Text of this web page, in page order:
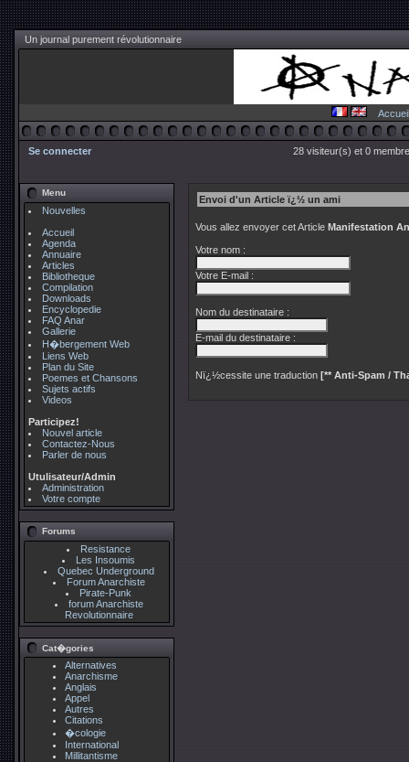
Un journal purement révolutionnaire
Accueil
Se connecter 28 visiteur(s) et 0
Menu
Nouvelles
Accueil
Agenda
Annuaire
Articles
Bibliotheque
Compilation
Downloads
Encyclopedie
FAQ Anar
Gallerie
H�bergement Web
Liens Web
Plan du Site
Poemes et Chansons
Sujets actifs
Videos
Participez!
Nouvel article
Contactez-Nous
Parler de nous
Utulisateur/Admin
Administration
Votre compte
Forums
Resistance
Les Insoumis
Quebec Underground
Forum Anarchiste
Pirate-Punk
forum Anarchiste
Revolutionnaire
Cat�gories
Alternatives
Anarchisme
Anglais
Appel
Autres
Citations
�cologie
International
Millitantisme
Envoi d'un Article ï¿½ un ami
Vous allez envoyer cet Article Manifestation
Votre nom :
Votre E-mail :
Nom du destinataire :
E-mail du destinataire :
Nï¿½cessite une traduction [** Anti-Spam /